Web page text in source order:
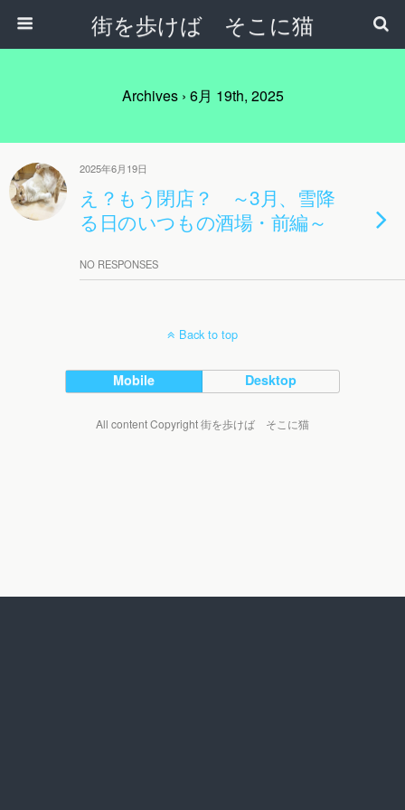
街を歩けば そこに猫
Archives › 6月 19th, 2025
2025年6月19日
え？もう閉店？ ～3月、雪降
る日のいつもの酒場・前編～
NO RESPONSES
Back to top
Mobile Desktop
All content Copyright 街を歩けば そこに猫